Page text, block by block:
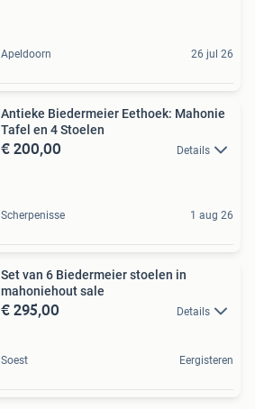
Apeldoorn 26 jul 26
Antieke Biedermeier Eethoek: Mahonie
Tafel en 4 Stoelen
€ 200,00 Details
Scherpenisse 1 aug 26
Set van 6 Biedermeier stoelen in
mahoniehout sale
€ 295,00 Details
Soest Eergisteren